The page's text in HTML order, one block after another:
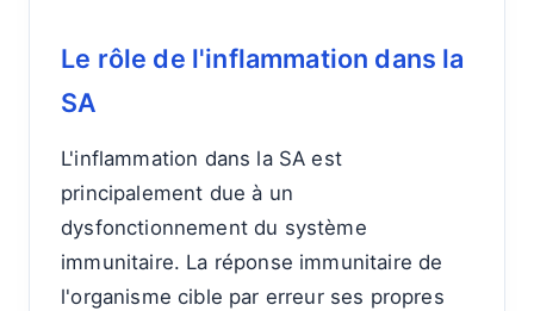
Le rôle de l'inflammation dans la
SA
L'inflammation dans la SA est
principalement due à un
dysfonctionnement du système
immunitaire. La réponse immunitaire de
l'organisme cible par erreur ses propres